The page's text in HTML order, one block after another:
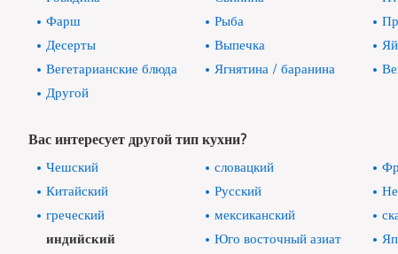
Фарш
Рыба
Десерты
Выпечка
Вегетарианские блюда
Ягнятина / баранина
Другой
Вас интересует другой тип кухни?
Чешский словацкий
Китайский
Русский
греческий
мексиканский
индийский
Юго восточный азиат